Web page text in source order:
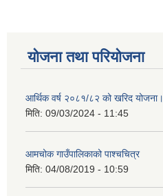
योजना तथा परियोजना
आर्थिक वर्ष २०८१/८२ को खरिद योजना।
मिति: 09/03/2024 - 11:45
आमचोक गाउँपालिकाको पाश्चचित्र
मिति: 04/08/2019 - 10:59